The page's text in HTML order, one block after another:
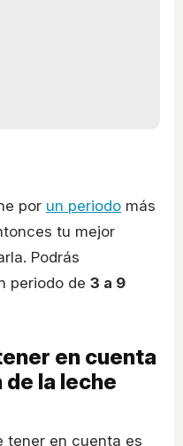
por un periodo más
tu mejor
Podrás
periodo de 3 a 9
en cuenta
la leche
tener en cuenta es